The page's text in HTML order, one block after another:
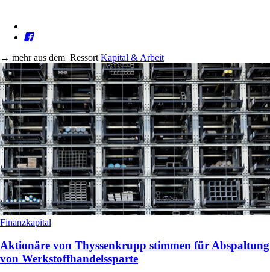
→ mehr aus dem Ressort Kapital & Arbeit
Finanzkapital
Aktionäre von Thyssenkrupp stimmen für Abspaltung
von Werkstoffhandelssparte